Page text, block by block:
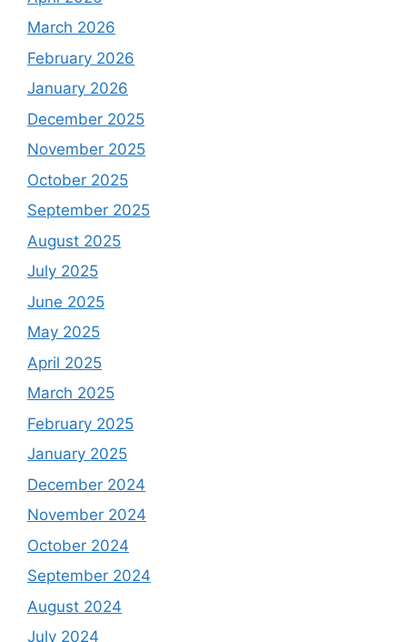
March 2026
February 2026
January 2026
December 2025
November 2025
October 2025
September 2025
August 2025
July 2025
June 2025
May 2025
April 2025
March 2025
February 2025
January 2025
December 2024
November 2024
October 2024
September 2024
August 2024
July 2024